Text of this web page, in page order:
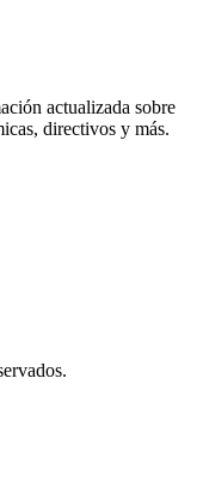
actualizada sobre
directivos y más.